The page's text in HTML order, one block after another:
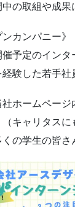
取組や成果に
ンカンパニー》
予定のインタ
験した若手社
ホームページ
キャリタスに
の学生の皆さ